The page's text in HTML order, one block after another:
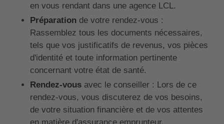
en vous rendant dans une agence LCL.
Préparationde votre rendez-vous :
Rassemblez tous les documents nécessaires,
tels que vos justificatifs de revenus, vos pièces
d'identité et toute information pertinente
concernant votre état de santé.
Rendez-vousavec le conseiller : Lors de ce
rendez-vous, vous discuterez de vos besoins,
de votre situation financière et de vos attentes